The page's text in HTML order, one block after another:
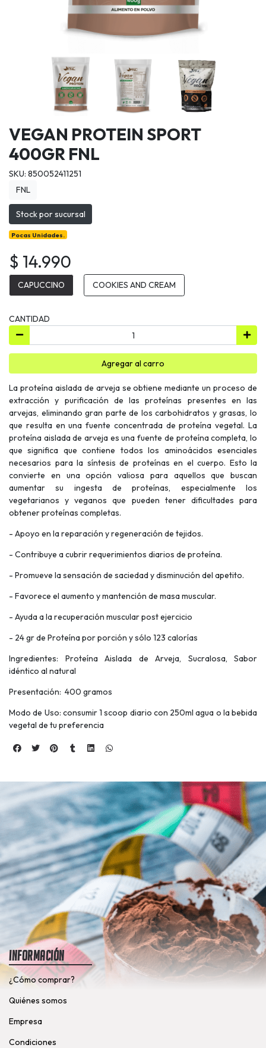
VEGAN PROTEIN SPORT
400GR FNL
SKU: 850052411251
FNL
Stock por sucursal
Pocas Unidades.
$ 14.990
CAPUCCINO COOKIES AND CREAM
CANTIDAD
Agregar al carro
La proteína aislada de arveja se obtiene mediante un proceso de
extracción y purificación de las proteínas presentes en las
arvejas, eliminando gran parte de los carbohidratos y grasas, lo
que resulta en una fuente concentrada de proteína vegetal. La
proteína aislada de arveja es una fuente de proteína completa, lo
que significa que contiene todos los aminoácidos esenciales
necesarios para la síntesis de proteínas en el cuerpo. Esto la
convierte en una opción valiosa para aquellos que buscan
aumentar su ingesta de proteínas, especialmente los
vegetarianos y veganos que pueden tener dificultades para
obtener proteínas completas.
- Apoyo en la reparación y regeneración de tejidos.
- Contribuye a cubrir requerimientos diarios de proteína.
- Promueve la sensación de saciedad y disminución del apetito.
- Favorece el aumento y mantención de masa muscular.
- Ayuda a la recuperación muscular post ejercicio
- 24 gr de Proteína por porción y sólo 123 calorías
Ingredientes: Proteína Aislada de Arveja, Sucralosa, Sabor
idéntico al natural
Presentación: 400 gramos
Modo de Uso: consumir 1 scoop diario con 250ml agua o la bebida
vegetal de tu preferencia
Información
¿Cómo comprar?
Quiénes somos
Empresa
Condiciones